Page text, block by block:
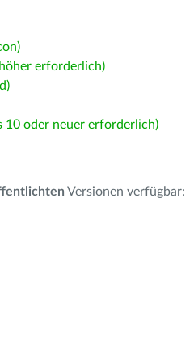
erforderlich)
oder neuer erforderlich)
Versionen verfügbar: